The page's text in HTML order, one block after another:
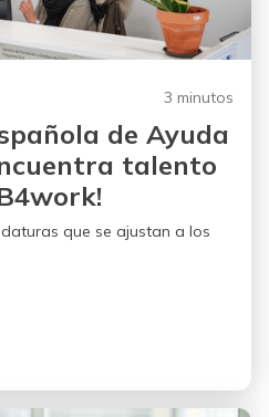
3 minutos
de Ayuda
talento
que se ajustan a los